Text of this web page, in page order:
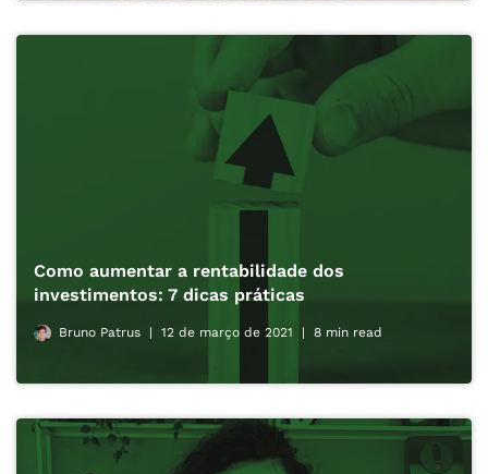
Como aumentar a rentabilidade dos
investimentos: 7 dicas práticas
Bruno Patrus 12 de março de 2021 8 min read